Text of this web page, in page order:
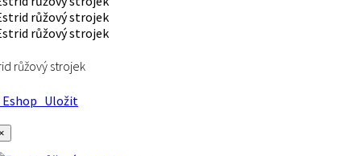
růžový strojek
Uložit